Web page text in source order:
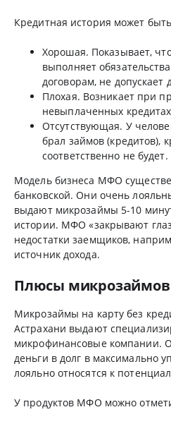
Кредитная история может
Хорошая. Показывает,
выполняет
договорам, не допускает
Плохая. Возникает при
невыплаченных
Отсутствующая. У
брал займов (кредитов),
соответственно не будет.
Модель бизнеса МФО
банковской. Они очень
выдают микрозаймы 5-10
истории. МФО «закрывают
недостатки заемщиков,
источник дохода.
Плюсы микрозаймов
Микрозаймы на карту без
Астрахани выдают
микрофинансовые компании.
деньги в долг в максимально
лояльно относятся к
У продуктов МФО можно